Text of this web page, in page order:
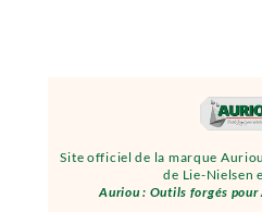
Site officiel de la marque
de Lie-Nielsen
Auriou : Outils forgés